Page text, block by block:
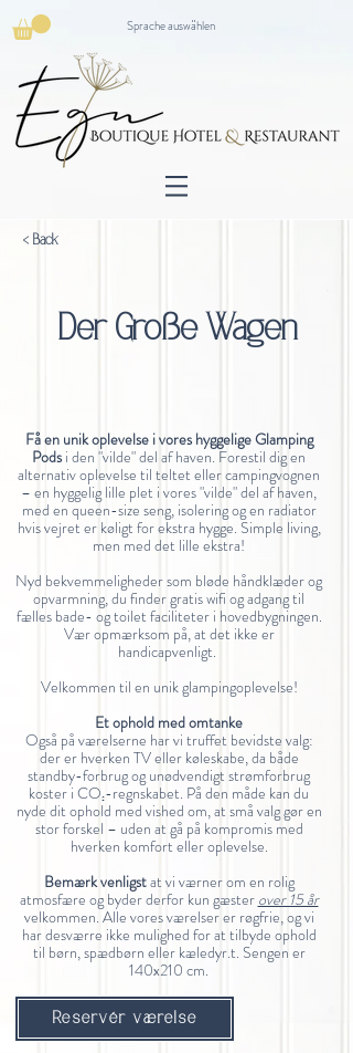
Sprache auswählen
< Back
Der Große Wagen
Få en unik oplevelse i vores hyggelige Glamping
Pods i den "vilde" del af haven. Forestil dig en
alternativ oplevelse til teltet eller campingvognen
– en hyggelig lille plet i vores "vilde" del af haven,
med en queen-size seng, isolering og en radiator
hvis vejret er køligt for ekstra hygge. Simple living,
men med det lille ekstra!
Nyd bekvemmeligheder som bløde håndklæder og
opvarmning, du finder gratis wifi og adgang til
fælles bade- og toilet faciliteter i hovedbygningen.
Vær opmærksom på, at det ikke er
handicapvenligt.
Velkommen til en unik glampingoplevelse!
Et ophold med omtanke
Også på værelserne har vi truffet bevidste valg:
der er hverken TV eller køleskabe, da både
standby-forbrug og unødvendigt strømforbrug
koster i CO₂-regnskabet. På den måde kan du
nyde dit ophold med vished om, at små valg gør en
stor forskel – uden at gå på kompromis med
hverken komfort eller oplevelse.
Bemærk venligstat vi værner om en rolig
atmosfære og byder derfor kun gæster over 15 år
velkommen. Alle vores værelser er røgfrie, og vi
har desværre ikke mulighed for at tilbyde ophold
til børn, spædbørn eller kæledyr.t. Sengen er
140x210 cm.
Reservér værelse